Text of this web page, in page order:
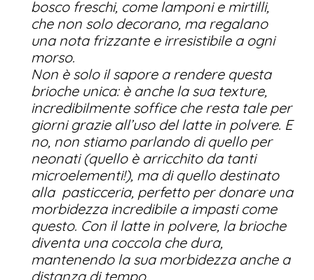
bosco freschi, come lamponi e mirtilli,
che non solo decorano, ma regalano
una nota frizzante e irresistibile a ogni
morso.
Non è solo il sapore a rendere questa
brioche unica: è anche la sua texture,
incredibilmente soffice che resta tale per
giorni grazie all’uso del latte in polvere. E
no, non stiamo parlando di quello per
neonati (quello è arricchito da tanti
microelementi!), ma di quello destinato
alla pasticceria, perfetto per donare una
morbidezza incredibile a impasti come
questo. Con il latte in polvere, la brioche
diventa una coccola che dura,
mantenendo la sua morbidezza anche a
distanza di tempo.